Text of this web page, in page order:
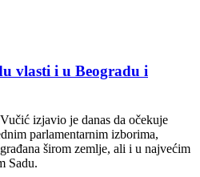
vlasti i u Beogradu i
izjavio je danas da očekuje
parlamentarnim izborima,
širom zemlje, ali i u najvećim
Sadu.